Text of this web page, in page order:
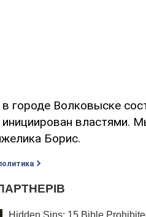
в городе Волковыске
властями.
Борис.